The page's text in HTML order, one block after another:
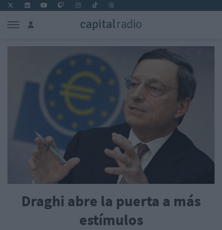
Draghi abre la puerta a más
estímulos